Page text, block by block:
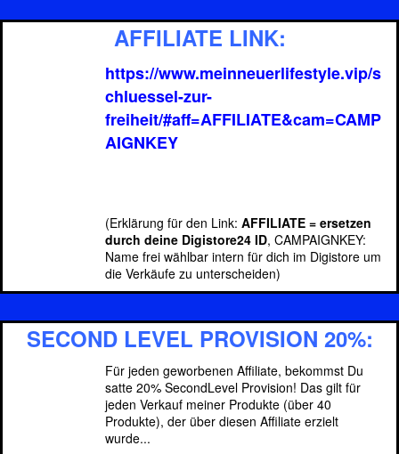
AFFILIATE LINK:
https://www.meinneuerlifestyle.vip/s
chluessel-zur-
freiheit/#aff=AFFILIATE&cam=CAMP
AIGNKEY
(Erklärung für den Link: AFFILIATE = ersetzen
durch deine Digistore24 ID, CAMPAIGNKEY:
Name frei wählbar intern für dich im Digistore um
die Verkäufe zu unterscheiden)
SECOND LEVEL PROVISION 20%:
Für jeden geworbenen Affiliate, bekommst Du
satte 20% SecondLevel Provision! Das gilt für
jeden Verkauf meiner Produkte (über 40
Produkte), der über diesen Affiliate erzielt
wurde...